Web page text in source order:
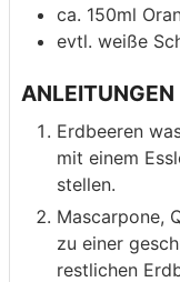
ca. 150ml
evtl. weiße
ANLEITUNGEN
Erdbeeren
mit einem
stellen.
Mascarpone,
zu einer
restlichen